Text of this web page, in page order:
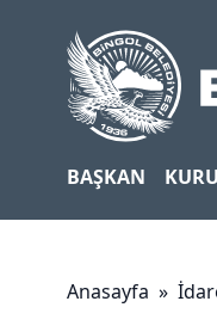
Mobil Menu
BAŞKAN
Anasayfa »